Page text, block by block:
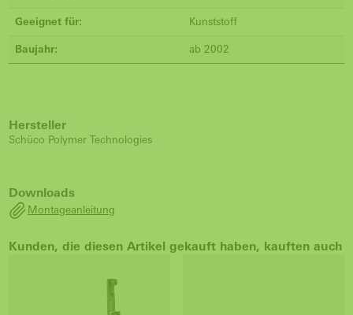
Geeignet für: Kunststoff
Baujahr: ab 2002
Hersteller
Schüco Polymer Technologies
Downloads
Montageanleitung
Kunden, die diesen Artikel gekauft haben, kauften auch